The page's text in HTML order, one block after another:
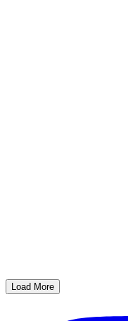
Load More